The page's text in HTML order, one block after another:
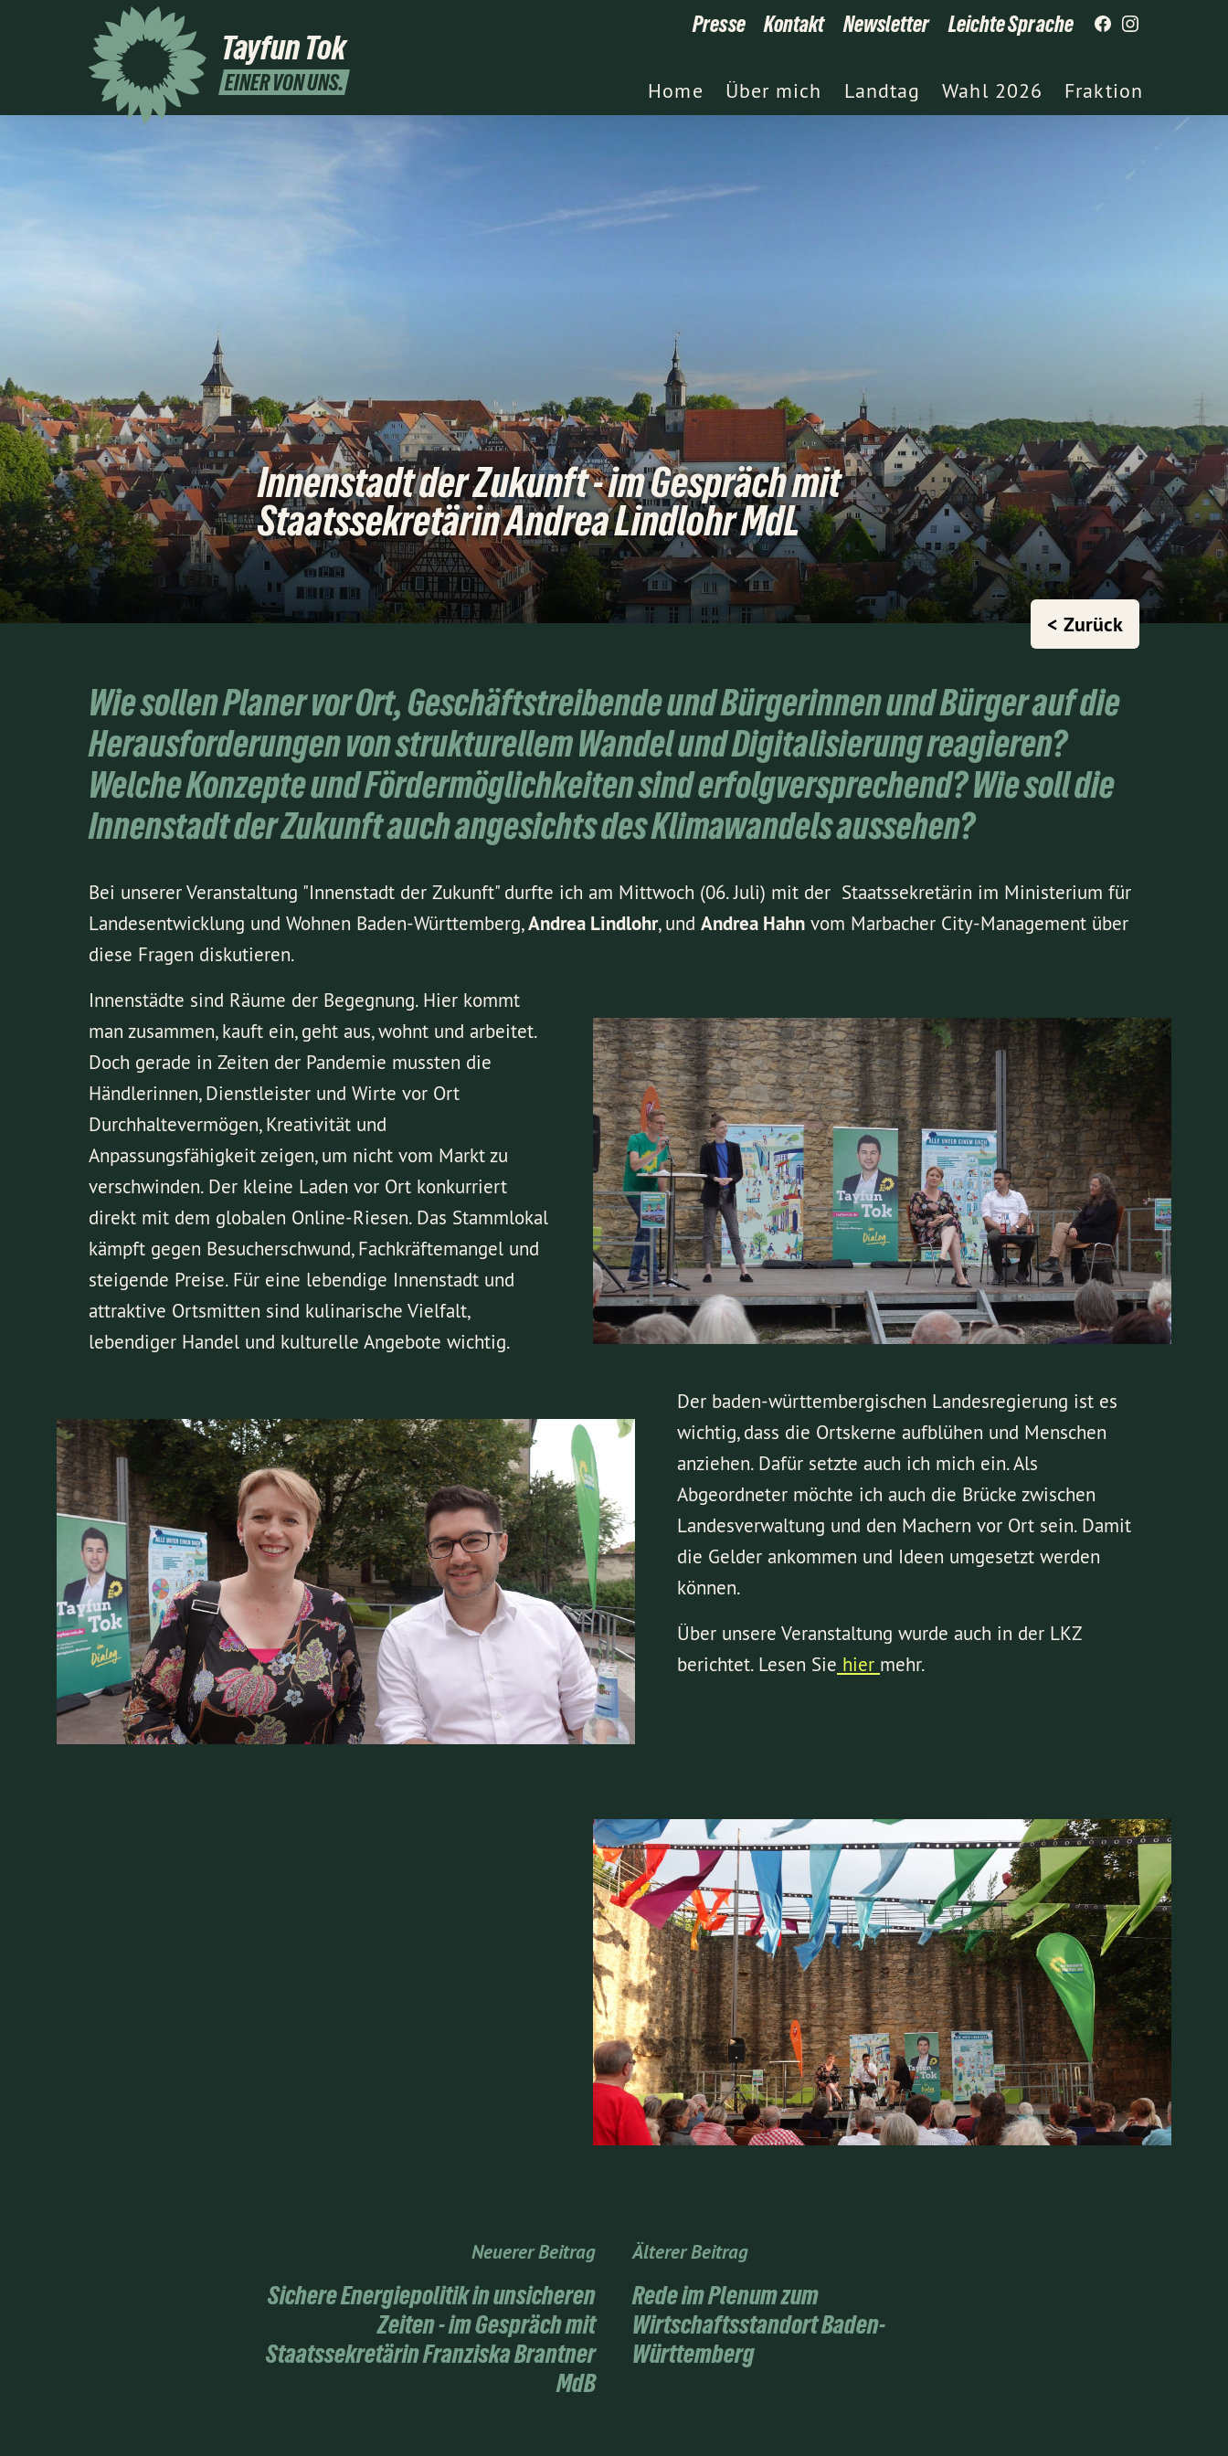
Tayfun Tok
EINER VON UNS.
Presse Kontakt Newsletter Leichte Sprache
Home Über mich Landtag Wahl 2026 Fraktion
Innenstadt der Zukunft - im Gespräch mit
Staatssekretärin Andrea Lindlohr MdL
< Zurück
Wie sollen Planer vor Ort, Geschäftstreibende und Bürgerinnen und Bürger auf die
Herausforderungen von strukturellem Wandel und Digitalisierung reagieren?
Welche Konzepte und Fördermöglichkeiten sind erfolgversprechend? Wie soll die
Innenstadt der Zukunft auch angesichts des Klimawandels aussehen?
Bei unserer Veranstaltung "Innenstadt der Zukunft" durfte ich am Mittwoch (06. Juli) mit der Staatssekretärin im Ministerium für
Landesentwicklung und Wohnen Baden-Württemberg,Andrea Lindlohr, und Andrea Hahnvom Marbacher City-Management über
diese Fragen diskutieren.
Innenstädte sind Räume der Begegnung. Hier kommt
man zusammen, kauft ein, geht aus, wohnt und arbeitet.
Doch gerade in Zeiten der Pandemie mussten die
Händlerinnen, Dienstleister und Wirte vor Ort
Durchhaltevermögen, Kreativität und
Anpassungsfähigkeit zeigen, um nicht vom Markt zu
verschwinden. Der kleine Laden vor Ort konkurriert
direkt mit dem globalen Online-Riesen. Das Stammlokal
kämpft gegen Besucherschwund, Fachkräftemangel und
steigende Preise. Für eine lebendige Innenstadt und
attraktive Ortsmitten sind kulinarische Vielfalt,
lebendiger Handel und kulturelle Angebote wichtig.
Der baden-württembergischen Landesregierung ist es
wichtig, dass die Ortskerne aufblühen und Menschen
anziehen. Dafür setzte auch ich mich ein. Als
Abgeordneter möchte ich auch die Brücke zwischen
Landesverwaltung und den Machern vor Ort sein. Damit
die Gelder ankommen und Ideen umgesetzt werden
können.
Über unsere Veranstaltung wurde auch in der LKZ
berichtet. Lesen Sie hier mehr.
Neuerer Beitrag
Sichere Energiepolitik in unsicheren
Zeiten - im Gespräch mit
Staatssekretärin Franziska Brantner
MdB
Älterer Beitrag
Rede im Plenum zum
Wirtschaftsstandort Baden-
Württemberg